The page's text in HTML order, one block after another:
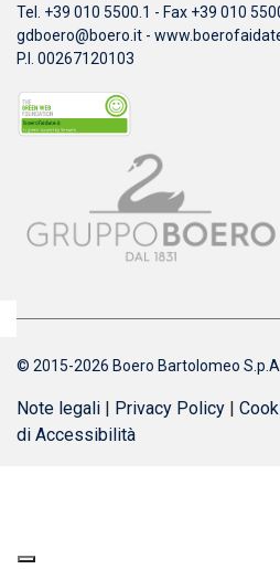
Tel. +39 010 5500.1 - Fax +39 010
gdboero@boero.it -
P.I. 00267120103
© 2015-2026 Boero Bartolomeo S.p.A.
Note legali | Privacy Policy |
di Accessibilità